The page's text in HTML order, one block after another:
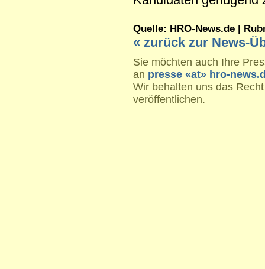
Quelle: HRO-News.de |
« zurück zur News-
Sie möchten auch Ihre
an presse «at» hro-
Wir behalten uns das
veröffentlichen.